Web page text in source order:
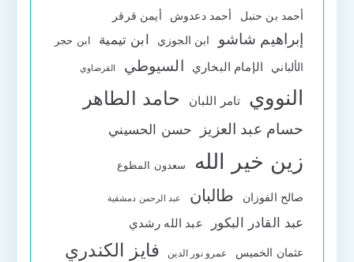
أحمد بن حنبل أحمد دعدوش أيمن قرقر
إبراهيم شاشو ابن الجوزي ابن تيمية ابن حجر
الألباني الإمام البخاري السيوطي القرضاوي
النووي تامر اللبان حامد الطاهر
حسام عبد العزيز حسن الحسيني
زين خير الله سعدون المطوع
صالح الفوزان طالبان عبد الرحمن دمشقية
عبد القادر البكور عبد الله رشدي
عثمان الخميس عمرو نور الدين فايز الكندري